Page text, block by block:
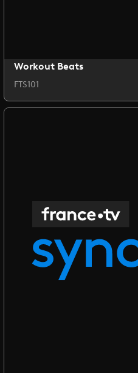
Workout Beats
FTS101